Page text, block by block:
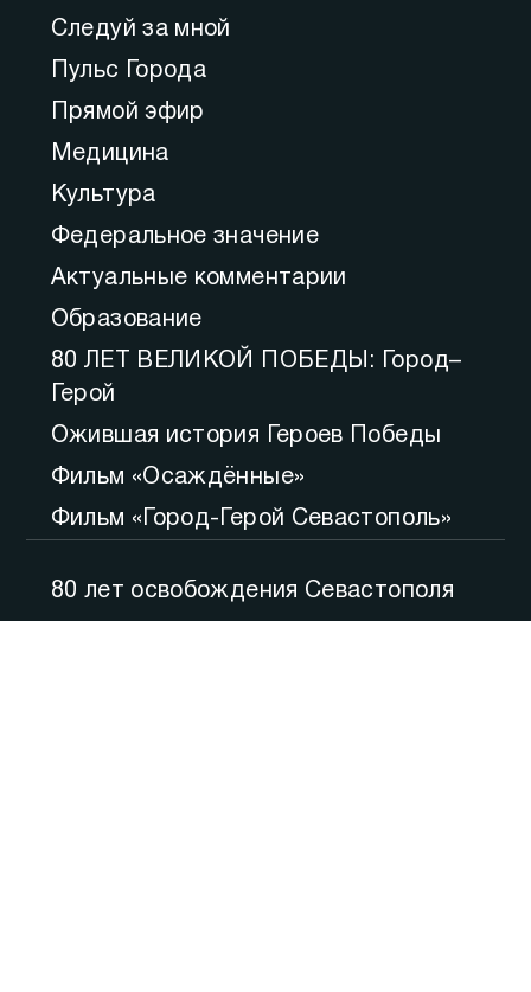
80 лет освобождения Севастополя
Следуй за мной
Пульс Города
Прямой эфир
Медицина
Культура
Федеральное значение
Актуальные комментарии
Образование
80 ЛЕТ ВЕЛИКОЙ ПОБЕДЫ: Город–
Герой
Ожившая история Героев Победы
Фильм «Осаждённые»
Фильм «Город-Герой Севастополь»